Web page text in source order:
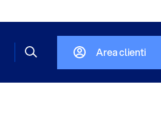
Area clienti